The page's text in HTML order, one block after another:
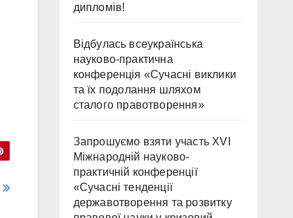
дипломів!
Відбулась всеукраїнська
науково-практична
конференція «Сучасні виклики
та їх подолання шляхом
сталого правотворення»
Запрошуємо взяти участь ХVІ
Міжнародній науково-
практичній конференції
«Сучасні тенденції
державотворення та розвитку